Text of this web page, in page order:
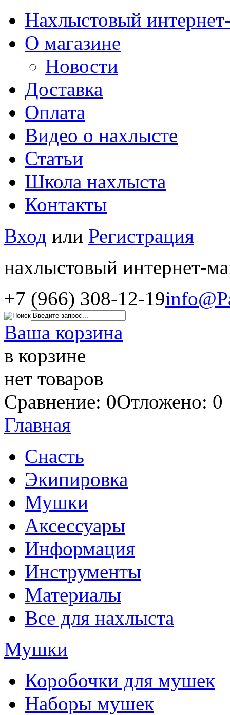
Нахлыстовый
О магазине
Новости
Доставка
Оплата
Видео о нахлысте
Статьи
Школа нахлыста
Контакты
Вход или Регистрация
нахлыстовый интернет-
+7 (966) 308-12-19
Ваша корзина
в корзине
нет товаров
Сравнение: 0Отложено: 0
Главная
Снасть
Экипировка
Мушки
Аксессуары
Информация
Инструменты
Материалы
Все для нахлыста
Мушки
Коробочки для мушек
Наборы мушек